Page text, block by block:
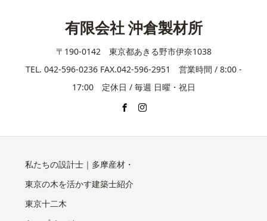
有限会社 沖倉製材所
〒190-0142 東京都あきる野市伊奈1038
TEL. 042-596-0236 FAX.042-596-2951 営業時間 / 8:00 -
17:00 定休日 / 毎週 日曜・祝日
私たちの設計士｜多摩産材・
東京の木を活かす建築士紹介
東京十二木